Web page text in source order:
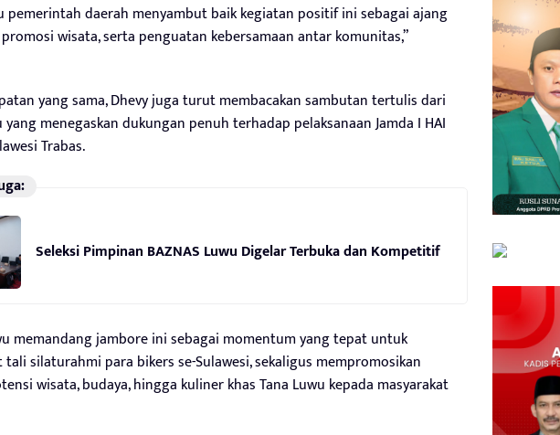
pemerintah daerah menyambut baik kegiatan positif ini sebagai ajang
wisata, serta penguatan kebersamaan antar komunitas,”
yang sama, Dhevy juga turut membacakan sambutan tertulis dari
menegaskan dukungan penuh terhadap pelaksanaan Jamda I HAI
Trabas.
Seleksi Pimpinan BAZNAS Luwu Digelar Terbuka dan Kompetitif
memandang jambore ini sebagai momentum yang tepat untuk
silaturahmi para bikers se-Sulawesi, sekaligus mempromosikan
wisata, budaya, hingga kuliner khas Tana Luwu kepada masyarakat